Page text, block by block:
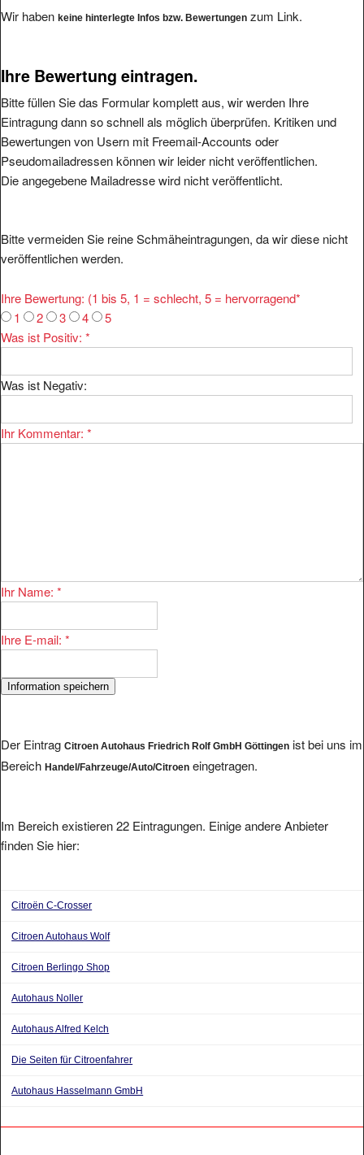
Wir haben keine hinterlegte Infos bzw. Bewertungen zum Link.
Ihre Bewertung eintragen.
Bitte füllen Sie das Formular komplett aus, wir werden Ihre
Eintragung dann so schnell als möglich überprüfen. Kritiken und
Bewertungen von Usern mit Freemail-Accounts oder
Pseudomailadressen können wir leider nicht veröffentlichen.
Die angegebene Mailadresse wird nicht veröffentlicht.
Bitte vermeiden Sie reine Schmäheintragungen, da wir diese nicht
veröffentlichen werden.
Ihre Bewertung: (1 bis 5, 1 = schlecht, 5 = hervorragend*
1
2 3 4
5
Was ist Positiv: *
Was ist Negativ:
Ihr Kommentar: *
Ihr Name: *
Ihre E-mail: *
Der Eintrag Citroen Autohaus Friedrich Rolf GmbH Göttingen ist bei uns im
Bereich Handel/Fahrzeuge/Auto/Citroen eingetragen.
Im Bereich existieren 22 Eintragungen. Einige andere Anbieter
finden Sie hier:
Citroën C-Crosser
Citroen Autohaus Wolf
Citroen Berlingo Shop
Autohaus Noller
Autohaus Alfred Kelch
Die Seiten für Citroenfahrer
Autohaus Hasselmann GmbH